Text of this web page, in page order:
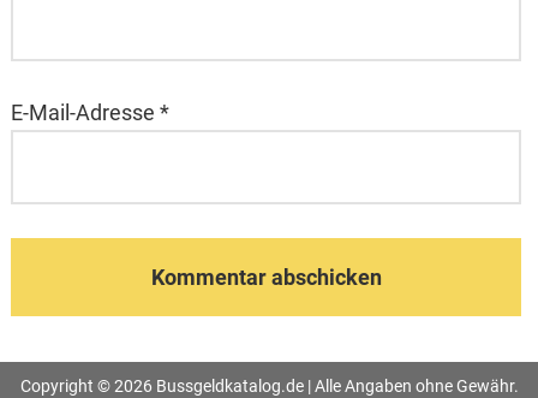
E-Mail-Adresse *
Copyright © 2026 Bussgeldkatalog.de | Alle Angaben ohne Gewähr.